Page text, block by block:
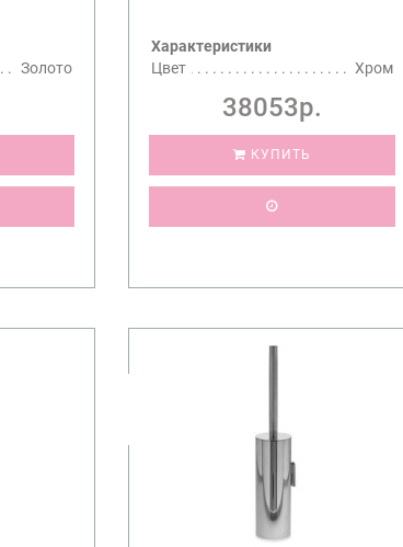
Золото
Характеристики
Цвет
Хром
38053р.
КУПИТЬ